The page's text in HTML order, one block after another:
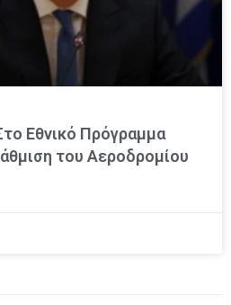
Εθνικό Πρόγραμμα
του Αεροδρομίου